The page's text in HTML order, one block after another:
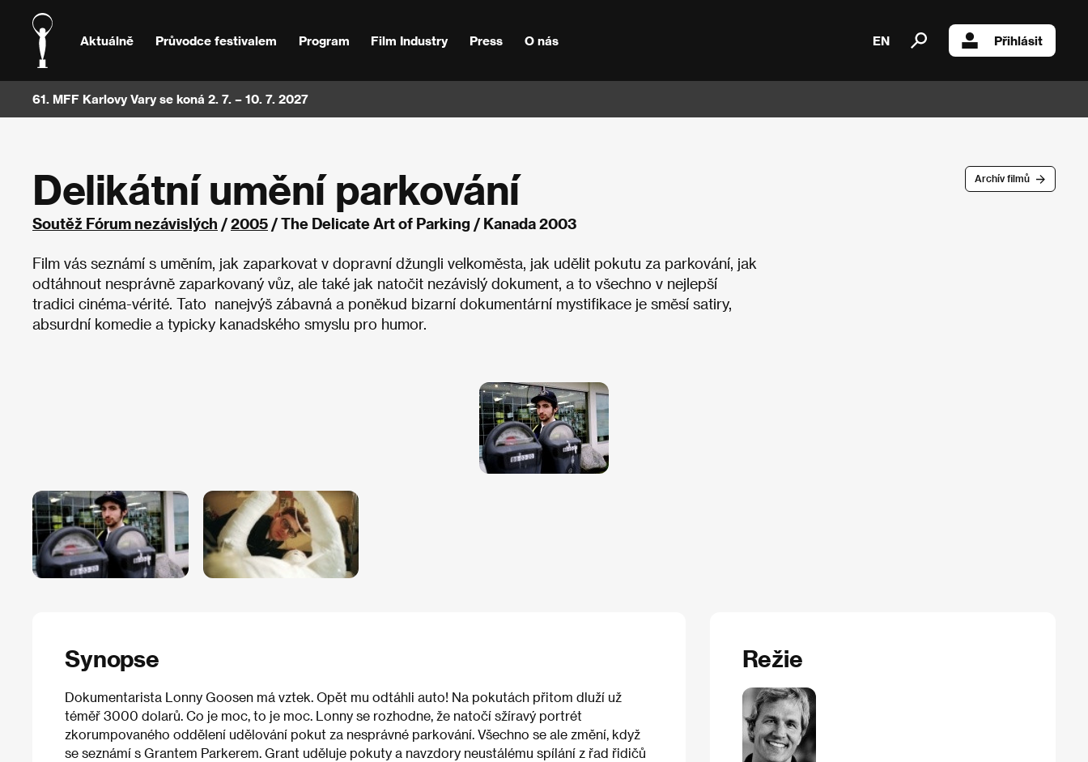
Aktuálně Průvodce festivalem Program Film Industry Press O nás EN Přihlásit
61. MFF Karlovy Vary se koná 2. 7. – 10. 7. 2027
Archív filmů
Delikátní umění parkování
Soutěž Fórum nezávislých /2005 / The Delicate Art of Parking / Kanada 2003
Film vás seznámí s uměním, jak zaparkovat v dopravní džungli velkoměsta, jak udělit pokutu za parkování, jak
odtáhnout nesprávně zaparkovaný vůz, ale také jak natočit nezávislý dokument, a to všechno v nejlepší
tradici cinéma-vérité. Tato nanejvýš zábavná a poněkud bizarní dokumentární mystifikace je směsí satiry,
absurdní komedie a typicky kanadského smyslu pro humor.
Synopse
Dokumentarista Lonny Goosen má vztek. Opět mu odtáhli auto! Na pokutách přitom dluží už
téměř 3000 dolarů. Co je moc, to je moc. Lonny se rozhodne, že natočí sžíravý portrét
zkorumpovaného oddělení udělování pokut za nesprávné parkování. Všechno se ale změní, když
se seznámí s Grantem Parkerem. Grant uděluje pokuty a navzdory neustálému spílání z řad řidičů
Režie